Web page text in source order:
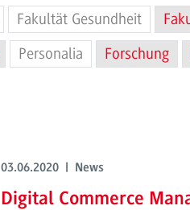
Fakultät Gesundheit
Personalia Forschung
03.06.2020 | News
Digital Commerce